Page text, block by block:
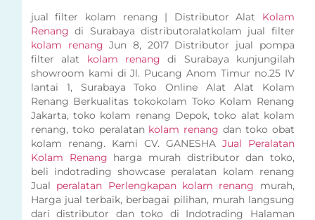
jual filter kolam renang | Distributor Alat Kolam
Renang di Surabaya distributoralatkolam jual filter
kolam renang Jun 8, 2017 Distributor jual pompa
filter alat kolam renang di Surabaya kunjungilah
showroom kami di Jl. Pucang Anom Timur no.25 IV
lantai 1, Surabaya Toko Online Alat Alat Kolam
Renang Berkualitas tokokolam Toko Kolam Renang
Jakarta, toko kolam renang Depok, toko alat kolam
renang, toko peralatankolam renang dan toko obat
kolam renang. Kami CV. GANESHA Jual Peralatan
Kolam Renang harga murah distributor dan toko,
beli indotrading showcase peralatan kolam renang
Jual peralatan Perlengkapan kolam renang murah,
Harga jual terbaik, berbagai pilihan, murah langsung
dari distributor dan toko di Indotrading Halaman